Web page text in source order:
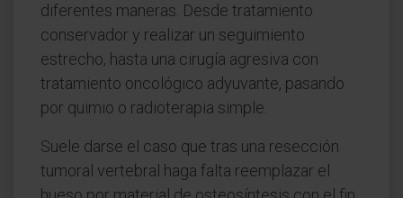
diferentes maneras. Desde tratamiento
conservador y realizar un seguimiento
estrecho, hasta una cirugía agresiva con
tratamiento oncológico adyuvante, pasando
por quimio o radioterapia simple.
Suele darse el caso que tras una resección
tumoral vertebral haga falta reemplazar el